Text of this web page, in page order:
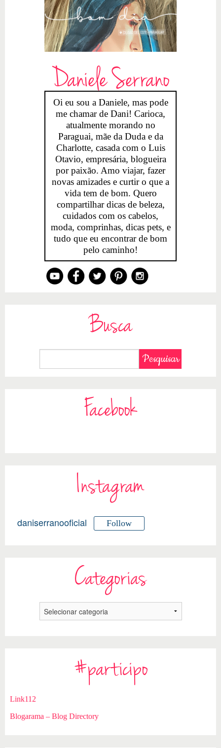
Daniele Serrano
Oi eu sou a Daniele, mas pode
me chamar de Dani! Carioca,
atualmente morando no
Paraguai, mãe da Duda e da
Charlotte, casada com o Luis
Otavio, empresária, blogueira
por paixão. Amo viajar, fazer
novas amizades e curtir o que a
vida tem de bom. Quero
compartilhar dicas de beleza,
cuidados com os cabelos,
moda, comprinhas, dicas pets, e
tudo que eu encontrar de bom
pelo caminho!
Busca
Facebook
Instagram
daniserranooficial Follow
Categorias
#participo
Link112
Blogarama – Blog Directory